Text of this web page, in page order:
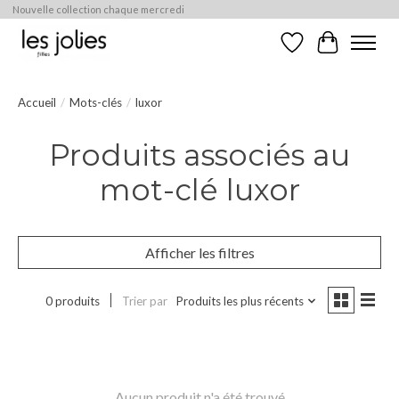
Nouvelle collection chaque mercredi
Liste de souhaits
Panier
Accueil / Mots-clés / luxor
Produits associés au
mot-clé luxor
Afficher les filtres
0 produits Trier par Produits les plus récents